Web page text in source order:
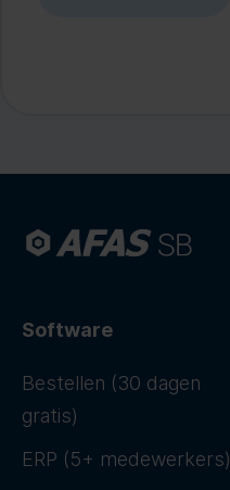
Software
Bestellen (30 dagen
gratis)
ERP (5+ medewerkers)